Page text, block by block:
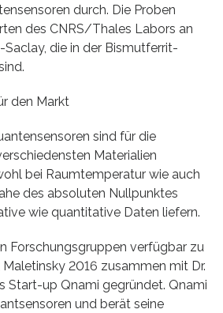
durch. Die Proben
des CNRS/Thales Labors an
Saclay, die in der Bismutferrit-
den Markt
sind für die
Materialien
bei Raumtemperatur wie auch
des absoluten Nullpunktes
wie quantitative Daten liefern.
Forschungsgruppen verfügbar zu
2016 zusammen mit Dr.
Start-up Qnami gegründet. Qnami
und berät seine